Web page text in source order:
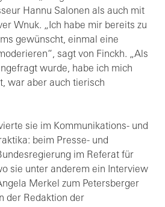
Hannu Salonen als auch mit
Wnuk. „Ich habe mir bereits zu
gewünscht, einmal eine
sagt von Finckh. „Als
wurde, habe ich mich
war aber auch tierisch
sie im Kommunikations- und
beim Presse- und
im Referat für
sie unter anderem ein Interview
Merkel zum Petersberger
der Redaktion der